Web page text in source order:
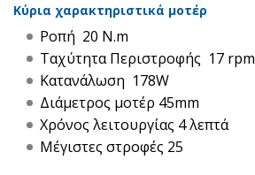
Κύρια χαρακτηριστικά μοτέρ
Ροπή 20 N.m
Ταχύτητα Περιστροφής 17 rpm
Κατανάλωση 178W
Διάμετρος μοτέρ 45mm
Χρόνος λειτουργίας 4 λεπτά
Μέγιστες στροφές 25